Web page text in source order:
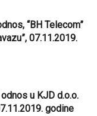
“BH Telecom”
07.11.2019.
u KJD d.o.o.
godine